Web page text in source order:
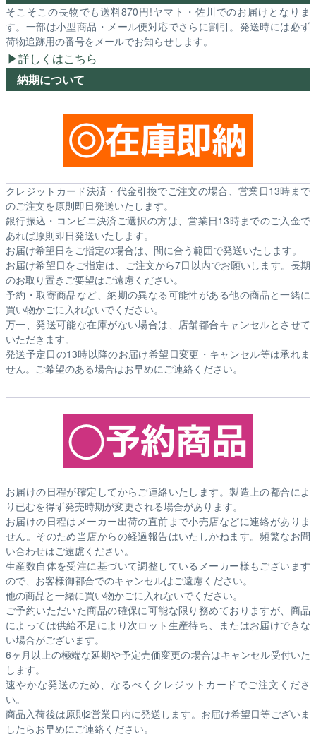
そこそこの長物でも送料870円!ヤマト・佐川でのお届けとなりま
す。一部は小型商品・メール便対応でさらに割引。発送時には必ず
荷物追跡用の番号をメールでお知らせします。
詳しくはこちら
納期について
クレジットカード決済・代金引換でご注文の場合、営業日13時まで
のご注文を原則即日発送いたします。
銀行振込・コンビニ決済ご選択の方は、営業日13時までのご入金で
あれば原則即日発送いたします。
お届け希望日をご指定の場合は、間に合う範囲で発送いたします。
お届け希望日をご指定は、ご注文から7日以内でお願いします。長期
のお取り置きご要望はご遠慮ください。
予約・取寄商品など、納期の異なる可能性がある他の商品と一緒に
買い物かごに入れないでください。
万一、発送可能な在庫がない場合は、店舗都合キャンセルとさせて
いただきます。
発送予定日の13時以降のお届け希望日変更・キャンセル等は承れま
せん。ご希望のある場合はお早めにご連絡ください。
お届けの日程が確定してからご連絡いたします。製造上の都合によ
り已むを得ず発売時期が変更される場合があります。
お届けの日程はメーカー出荷の直前まで小売店などに連絡がありま
せん。そのため当店からの経過報告はいたしかねます。頻繁なお問
い合わせはご遠慮ください。
生産数自体を受注に基づいて調整しているメーカー様もございます
ので、お客様御都合でのキャンセルはご遠慮ください。
他の商品と一緒に買い物かごに入れないでください。
ご予約いただいた商品の確保に可能な限り務めておりますが、商品
によっては供給不足により次ロット生産待ち、またはお届けできな
い場合がございます。
6ヶ月以上の極端な延期や予定売価変更の場合はキャンセル受付いた
します。
速やかな発送のため、なるべくクレジットカードでご注文くださ
い。
商品入荷後は原則2営業日内に発送します。お届け希望日等ございま
したらお早めにご連絡ください。